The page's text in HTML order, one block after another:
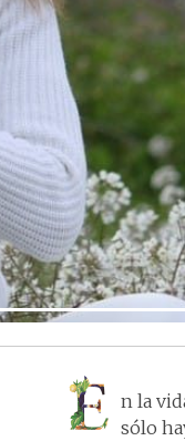
Ir al post
n la
sólo